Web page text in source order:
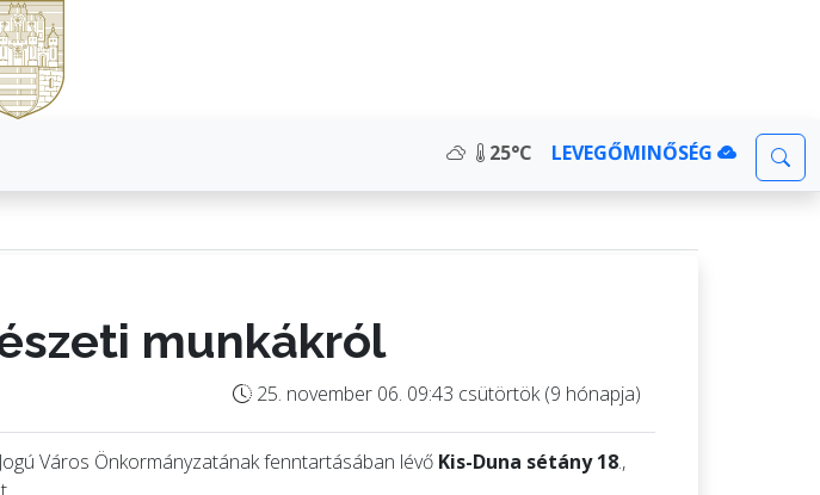
25°C LEVEGŐMINŐSÉG
munkákról
25. november 06. 09:43 csütörtök (9 hónapja)
Város Önkormányzatának fenntartásában lévő Kis-Duna sétány 18.,